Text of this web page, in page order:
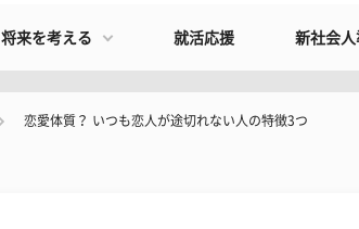
将来を考える 就活応援 新社会人
恋愛体質？ いつも恋人が途切れない人の特徴3つ